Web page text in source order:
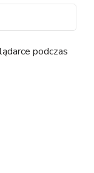
podczas